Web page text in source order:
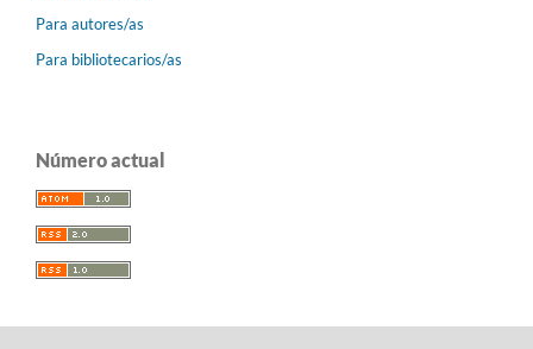
Para autores/as
Para bibliotecarios/as
Número actual